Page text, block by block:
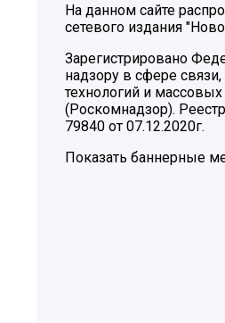
На данном сайте
сетевого издания
Зарегистрировано
надзору в сфере
технологий и
(Роскомнадзор).
79840 от 07.12.2020г.
Показать баннерные